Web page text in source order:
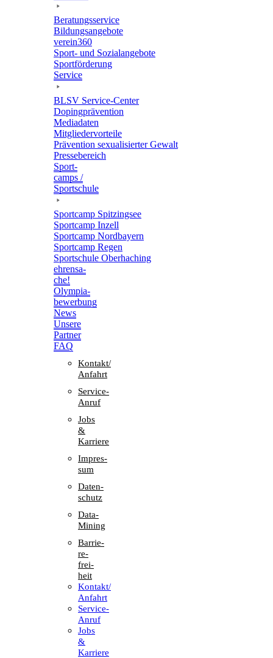
Bera­tungs­ser­vice
Bildungs­an­ge­bote
verein360
Sport- und Sozialangebote
Sport­för­de­rung
Service
BLSV Service-Center
Doping­prä­ven­tion
Media­da­ten
Mitglie­der­vor­teile
Präven­tion sexua­li­sier­ter Gewalt
Pres­se­be­reich
Sport­
camps /
Sportschule
Sport­camp Spitzingsee
Sport­camp Inzell
Sport­camp Nordbayern
Sport­camp Regen
Sport­schule Oberhaching
ehren­sa­
che!
Olym­pia­
be­wer­bung
News
Unsere
Part­ner
FAQ
Kontakt/​​
Anfahrt
Service-
Anruf
Jobs
&
Karriere
Impres­
sum
Daten­
schutz
Data-
Mining
Barrie­
re­
frei­
heit
Kontakt/​​
Anfahrt
Service-
Anruf
Jobs
&
Karriere